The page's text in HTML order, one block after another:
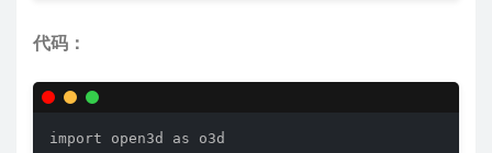
代码：
import open3d as o3d